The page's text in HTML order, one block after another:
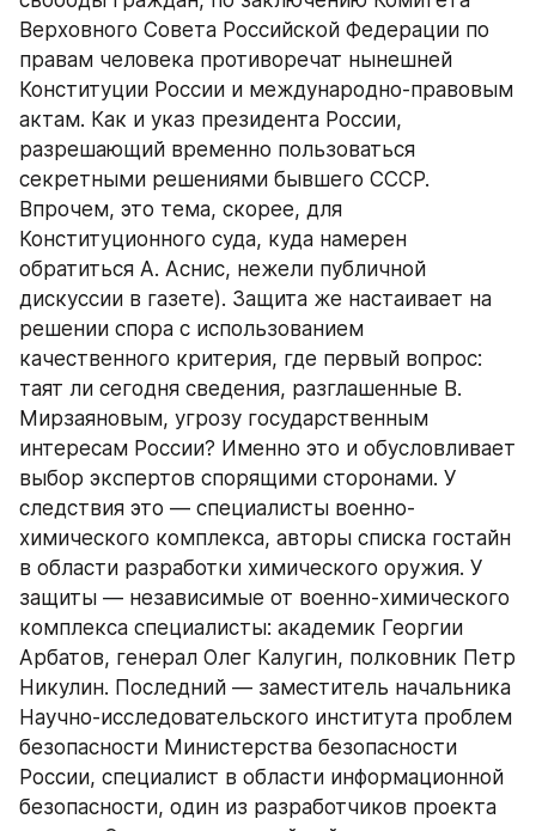
Верховного Совета Российской Федерации по
правам человека противоречат нынешней
Конституции России и международно-правовым
актам. Как и указ президента России,
разрешающий временно пользоваться
секретными решениями бывшего СССР.
Впрочем, это тема, скорее, для
Конституционного суда, куда намерен
обратиться А. Аснис, нежели публичной
дискуссии в газете). Защита же настаивает на
решении спора с использованием
качественного критерия, где первый вопрос:
таят ли сегодня сведения, разглашенные В.
Мирзаяновым, угрозу государственным
интересам России? Именно это и обусловливает
выбор экспертов спорящими сторонами. У
следствия это — специалисты военно-
химического комплекса, авторы списка гостайн
в области разработки химического оружия. У
защиты — независимые от военно-химического
комплекса специалисты: академик Георгии
Арбатов, генерал Олег Калугин, полковник Петр
Никулин. Последний — заместитель начальника
Научно-исследовательского института проблем
безопасности Министерства безопасности
России, специалист в области информационной
безопасности, один из разработчиков проекта